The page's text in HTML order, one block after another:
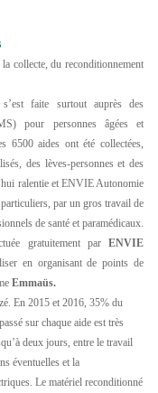
collecte, du reconditionnement
faite surtout auprès des
pour personnes âgées et
6500 aides ont été collectées,
des lèves-personnes et des
ralentie et ENVIE Autonomie
par un gros travail de
de santé et paramédicaux.
gratuitement par ENVIE
en organisant de points de
Emmaüs.
En 2015 et 2016, 35% du
sur chaque aide est très
deux jours, entre le travail
éventuelles et la
Le matériel reconditionné